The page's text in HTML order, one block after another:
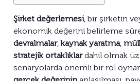
Şirket değerlemesi, bir şirketin
ekonomik değerini belirleme
devralmalar,kaynak yaratma,
stratejik ortaklıklardahil olmak
senaryolarda önemli bir rol oynar.